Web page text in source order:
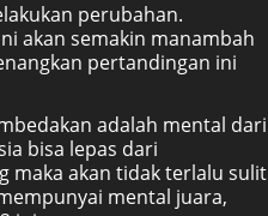
perubahan.
akan semakin manambah
pertandingan ini
adalah mental dari
bisa lepas dari
maka akan tidak terlalu sulit
mental juara,